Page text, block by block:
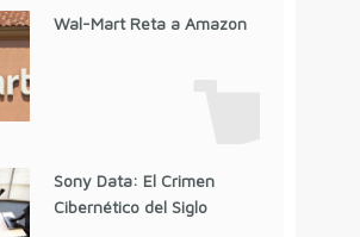
Wal-Mart Reta a Amazon
Sony Data: El Crimen
Cibernético del Siglo